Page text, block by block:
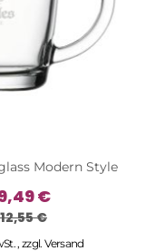
Modern Style
€
12,55 €
,zzgl.Versand